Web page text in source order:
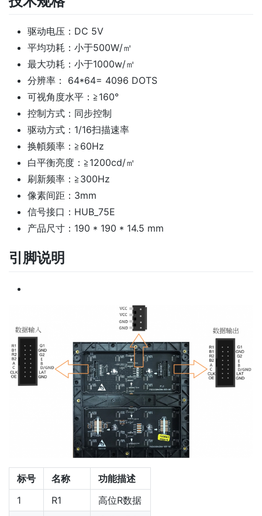
驱动电压：DC 5V
平均功耗：小于500W/㎡
最大功耗：小于1000w/㎡
分辨率： 64*64= 4096 DOTS
可视角度水平：≧160°
控制方式：同步控制
驱动方式：1/16扫描速率
换幁频率：≧60Hz
白平衡亮度：≧1200cd/㎡
刷新频率：≧300Hz
像素间距：3mm
信号接口：HUB_75E
产品尺寸：190 * 190 * 14.5 mm
引脚说明
标号 名称
功能描述
1
R1
高位R数据